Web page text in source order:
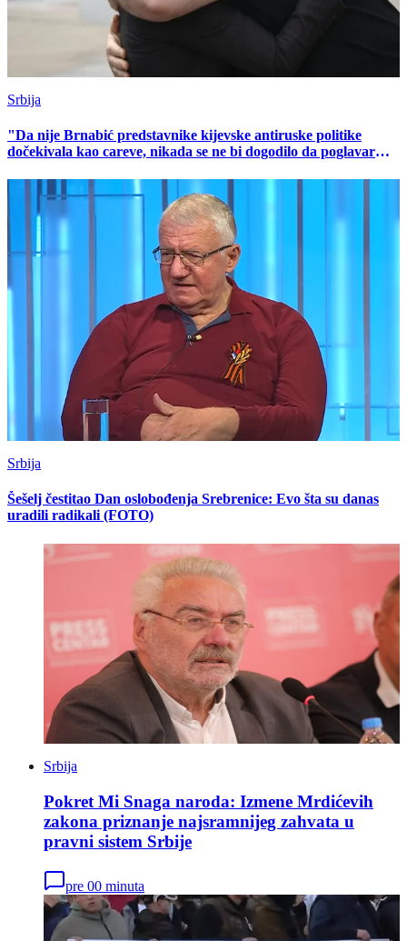
Srbija
"Da nije Brnabić predstavnike kijevske antiruske politike
dočekivala kao careve, nikada se ne bi dogodilo da poglavar
Srbija
Šešelj čestitao Dan oslobođenja Srebrenice: Evo šta su danas
uradili radikali (FOTO)
Srbija
Pokret Mi Snaga naroda: Izmene Mrdićevih
zakona priznanje najsramnijeg zahvata u
pravni sistem Srbije
pre 00 minuta